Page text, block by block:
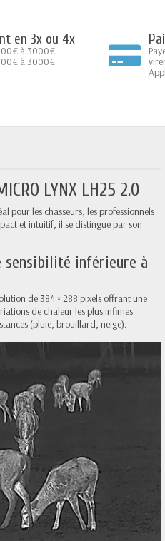
en 3x ou 4x
à 3000€
à 3000€
LYNX LH25 2.0
pour les chasseurs, les professionnels
et intuitif, il se distingue par son
sensibilité inférieure à
de 384 × 288 pixels offrant une
de chaleur les plus infimes
(pluie, brouillard, neige).